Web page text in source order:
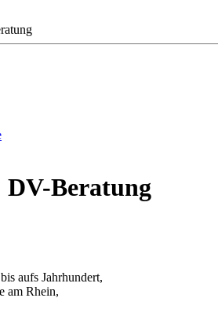
DV-Beratung
aufs Jahrhundert,
am Rhein,